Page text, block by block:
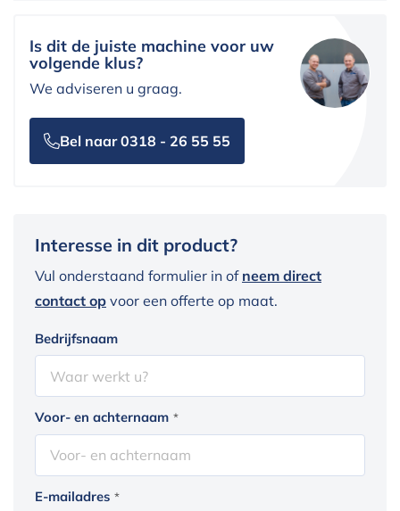
Is dit de juiste machine voor uw
volgende klus?
We adviseren u graag.
Bel naar 0318 - 26 55 55
Interesse in dit product?
Vul onderstaand formulier in of neem direct
contact op voor een offerte op maat.
Bedrijfsnaam
Voor- en achternaam *
E-mailadres *